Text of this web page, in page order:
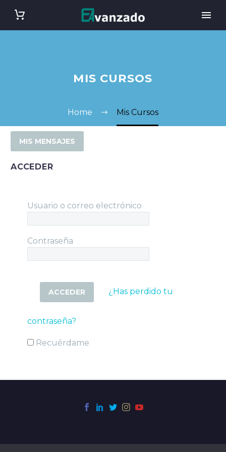
MIS CURSOS
Home Mis Cursos
MIS MENSAJES
ACCEDER
Usuario o correo electrónico
Contraseña
¿Has perdido tu
contraseña?
Recuérdame